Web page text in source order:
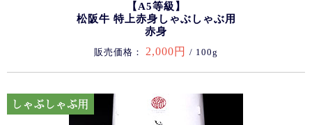
【A5等級】
松阪牛 特上赤身しゃぶしゃぶ用
赤身
販売価格： 2,000円 / 100g